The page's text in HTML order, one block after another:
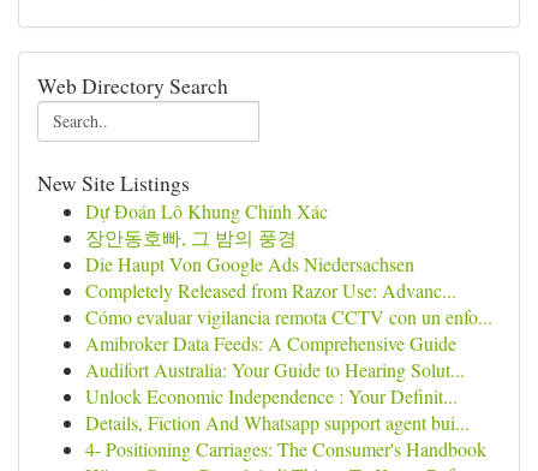
Web Directory Search
New Site Listings
Dự Đoán Lô Khung Chính Xác
장안동호빠, 그 밤의 풍경
Die Haupt Von Google Ads Niedersachsen
Completely Released from Razor Use: Advanc...
Cómo evaluar vigilancia remota CCTV con un enfo...
Amibroker Data Feeds: A Comprehensive Guide
Audifort Australia: Your Guide to Hearing Solut...
Unlock Economic Independence : Your Definit...
Details, Fiction And Whatsapp support agent bui...
4- Positioning Carriages: The Consumer's Handbook